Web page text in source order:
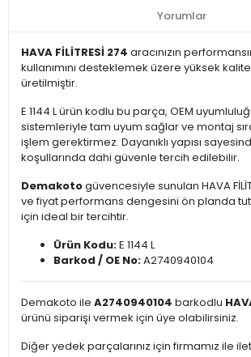
Yorumlar
HAVA FİLİTRESİ 274 aracınızın
kullanımını desteklemek üzere yüksek
üretilmiştir.
E 1144 L ürün kodlu bu parça, OEM
sistemleriyle tam uyum sağlar ve montaj
işlem gerektirmez. Dayanıklı yapısı
koşullarında dahi güvenle tercih edilebilir.
Demakotogüvencesiyle sunulan HAVA
ve fiyat performans dengesini ön planda
için ideal bir tercihtir.
Ürün Kodu:E 1144 L
Barkod / OE No:A2740940104
Demakoto ile A2740940104 barkodlu
ürünü siparişi vermek için üye olabilirsiniz.
Diğer yedek parçalarınız için firmamız ile